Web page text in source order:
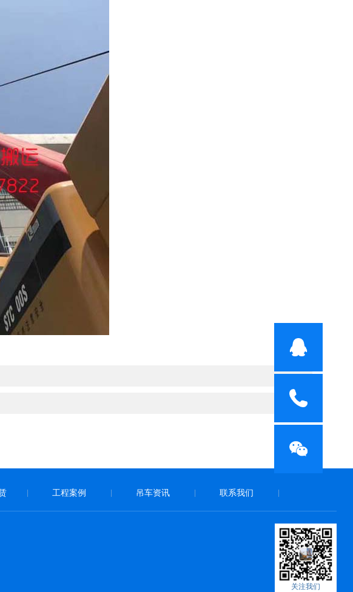
工程案例 吊车资讯 联系我们
关注我们